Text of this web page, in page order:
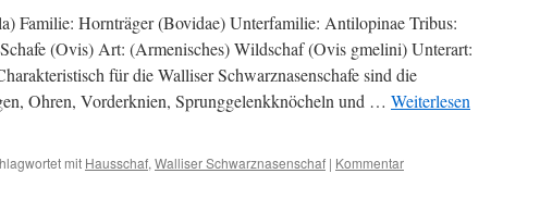
Familie: Hornträger (Bovidae) Unterfamilie: Antilopinae Tribus:
(Ovis) Art: (Armenisches) Wildschaf (Ovis gmelini) Unterart:
für die Walliser Schwarznasenschafe sind die
Ohren, Vorderknien, Sprunggelenkknöcheln und … Weiterlesen
mit Hausschaf, Walliser Schwarznasenschaf | Kommentar